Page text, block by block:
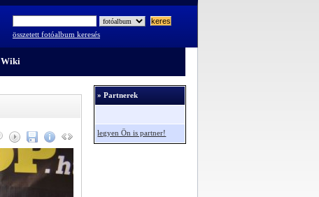
összetett fotóalbum keresés
Wiki
» Partnerek
legyen Ön is partner!